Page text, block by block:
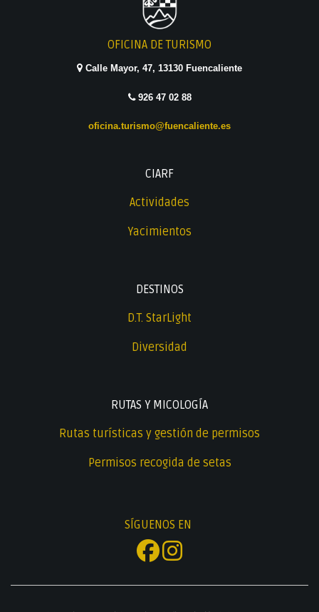
OFICINA DE TURISMO
Calle Mayor, 47, 13130 Fuencaliente
926 47 02 88
oficina.turismo@fuencaliente.es
CIARF
Actividades
Yacimientos
DESTINOS
D.T. StarLight
Diversidad
RUTAS Y MICOLOGÍA
Rutas turísticas y gestión de permisos
Permisos recogida de setas
SÍGUENOS EN